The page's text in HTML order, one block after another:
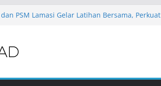
dan PSM Lamasi Gelar Latihan Bersama, Perkuat
Sulawesi Utara Kirim Dua Pesilat Ikuti Seleknas